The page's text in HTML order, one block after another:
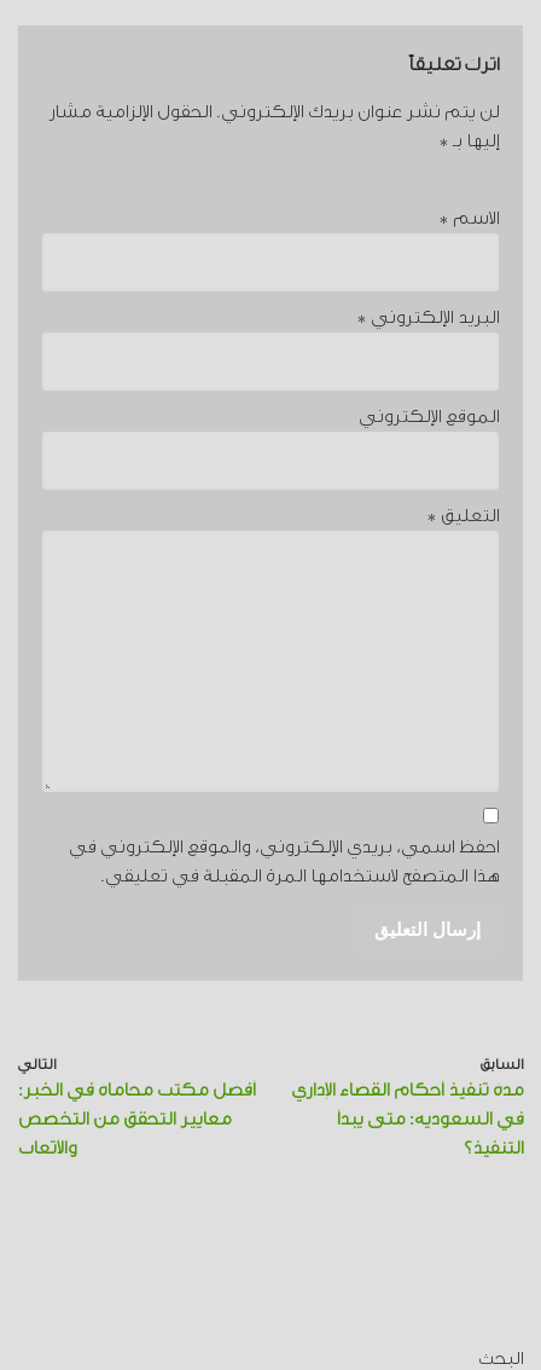
اترك تعليقاً
لن يتم نشر عنوان بريدك الإلكتروني. الحقول الإلزامية مشار
إليها بـ *
الاسم *
البريد الإلكتروني *
الموقع الإلكتروني
التعليق *
احفظ اسمي، بريدي الإلكتروني، والموقع الإلكتروني في
هذا المتصفح لاستخدامها المرة المقبلة في تعليقي.
السابق
مدة تنفيذ أحكام القضاء الإداري
في السعودية: متى يبدأ
التنفيذ؟
التالي
أفضل مكتب محاماة في الخبر:
معايير التحقق من التخصص
والأتعاب
البحث